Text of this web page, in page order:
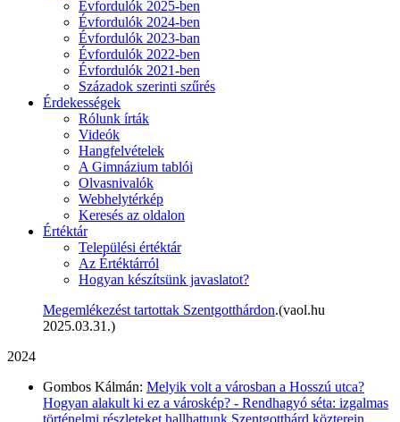
Évfordulók 2025-ben
Évfordulók 2024-ben
Évfordulók 2023-ban
Évfordulók 2022-ben
Évfordulók 2021-ben
Századok szerinti szűrés
Érdekességek
Rólunk írták
Videók
Hangfelvételek
A Gimnázium tablói
Olvasnivalók
Webhelytérkép
Keresés az oldalon
Értéktár
Települési értéktár
Az Értéktárról
Hogyan készítsünk javaslatot?
Megemlékezést tartottak Szentgotthárdon.(vaol.hu
2025.03.31.)
2024
Gombos Kálmán: Melyik volt a városban a Hosszú utca?
Hogyan alakult ki ez a városkép? - Rendhagyó séta: izgalmas
történelmi részleteket hallhattunk Szentgotthárd közterein.